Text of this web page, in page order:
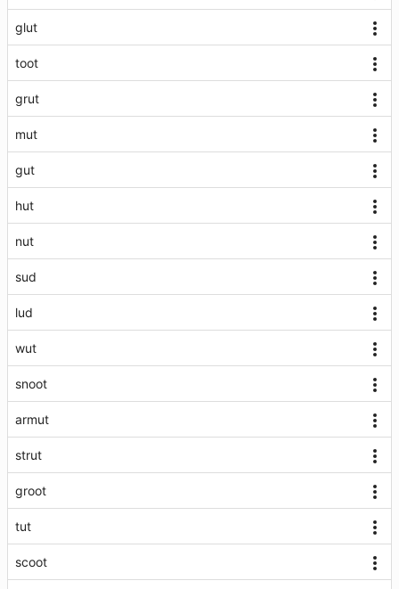
glut
toot
grut
mut
gut
hut
nut
sud
lud
wut
snoot
armut
strut
groot
tut
scoot